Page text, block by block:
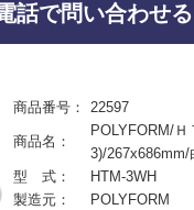
話で問い合わせ
商品番号： 22597
商品名：
POLYFORM/
3)/267x686mm/
型 式：
HTM-3WH
製造元：
POLYFORM